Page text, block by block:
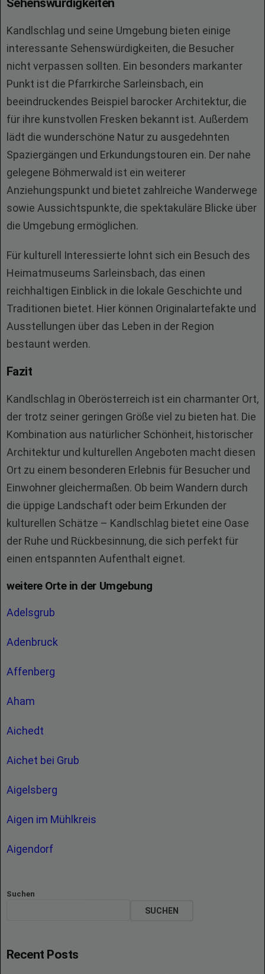
Sehenswürdigkeiten
Kandlschlag und seine Umgebung bieten einige
interessante Sehenswürdigkeiten, die Besucher
nicht verpassen sollten. Ein besonders markanter
Punkt ist die Pfarrkirche Sarleinsbach, ein
beeindruckendes Beispiel barocker Architektur, die
für ihre kunstvollen Fresken bekannt ist. Außerdem
lädt die wunderschöne Natur zu ausgedehnten
Spaziergängen und Erkundungstouren ein. Der nahe
gelegene Böhmerwald ist ein weiterer
Anziehungspunkt und bietet zahlreiche Wanderwege
sowie Aussichtspunkte, die spektakuläre Blicke über
die Umgebung ermöglichen.
Für kulturell Interessierte lohnt sich ein Besuch des
Heimatmuseums Sarleinsbach, das einen
reichhaltigen Einblick in die lokale Geschichte und
Traditionen bietet. Hier können Originalartefakte und
Ausstellungen über das Leben in der Region
bestaunt werden.
Fazit
Kandlschlag in Oberösterreich ist ein charmanter Ort,
der trotz seiner geringen Größe viel zu bieten hat. Die
Kombination aus natürlicher Schönheit, historischer
Architektur und kulturellen Angeboten macht diesen
Ort zu einem besonderen Erlebnis für Besucher und
Einwohner gleichermaßen. Ob beim Wandern durch
die üppige Landschaft oder beim Erkunden der
kulturellen Schätze – Kandlschlag bietet eine Oase
der Ruhe und Rückbesinnung, die sich perfekt für
einen entspannten Aufenthalt eignet.
weitere Orte in der Umgebung
Adelsgrub
Adenbruck
Affenberg
Aham
Aichedt
Aichet bei Grub
Aigelsberg
Aigen im Mühlkreis
Aigendorf
Suchen
SUCHEN
Recent Posts